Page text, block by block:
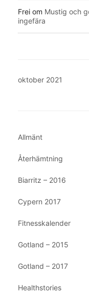
Frei om Mustig och
ingefära
oktober 2021
Allmänt
Återhämtning
Biarritz – 2016
Cypern 2017
Fitnesskalender
Gotland – 2015
Gotland – 2017
Healthstories